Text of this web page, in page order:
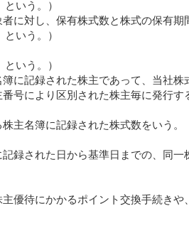
いう。）
に対し、保有株式数と株式の保有期
いう。）
いう。）
に記録された株主であって、当社株
号により区別された株主毎に発行す
主名簿に記録された株式数をいう。
録された日から基準日までの、同
優待にかかるポイント交換手続き